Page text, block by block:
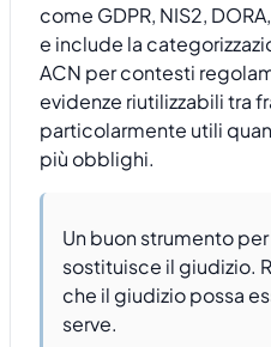
come GDPR, NIS2,
e include la
ACN per contesti
evidenze riutilizzabili tra
particolarmente utili
più obblighi.
Un buon strumento
sostituisce il giudizio.
che il giudizio possa
serve.